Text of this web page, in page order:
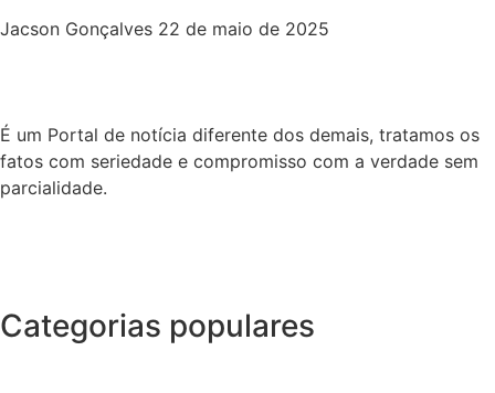
Jacson Gonçalves 22 de maio de 2025
É um Portal de notícia diferente dos demais, tratamos os
fatos com seriedade e compromisso com a verdade sem
parcialidade.
Categorias populares